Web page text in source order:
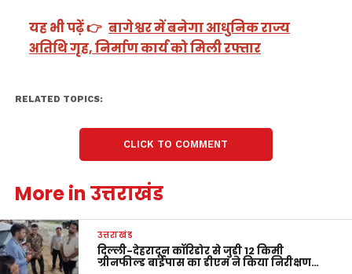
यह भी पढ़ें 👉 बागेश्वर में बनेगा आधुनिक राज्य
अतिथि गृह, निर्माण कार्य को मिली रफ्तार
RELATED TOPICS:
CLICK TO COMMENT
More in उत्तराखंड
उत्तराखंड
दिल्ली-देहरादून कॉरिडोर से जुड़ी 12 किमी
ग्रीनफील्ड बाईपास का डीएम ने किया निरीक्षण…